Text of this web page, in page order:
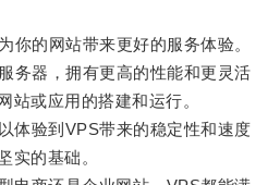
的网站带来更好的服务体验。
器，拥有更高的性能和更灵活
站或应用的搭建和运行。
验到VPS带来的稳定性和速度
实的基础。